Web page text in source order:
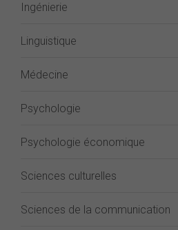
Ingénierie
Linguistique
Médecine
Psychologie
Psychologie économique
Sciences culturelles
Sciences de la communication